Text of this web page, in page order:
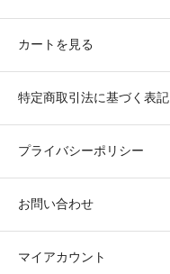
カートを見る
特定商取引法に基づく表記
プライバシーポリシー
お問い合わせ
マイアカウント